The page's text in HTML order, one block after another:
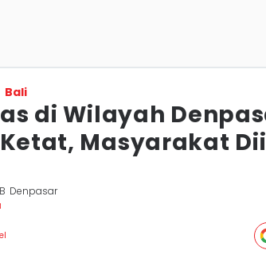
Bali
di Wilayah
Masyarakat
Denpasar